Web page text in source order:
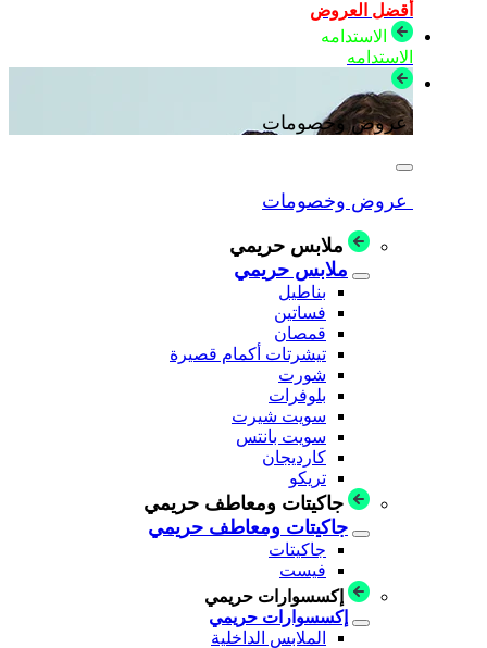
أقضل العروض
الاستدامه
الاستدامه
عروض وخصومات
عروض وخصومات
ملابس حريمي
ملابس حريمي
بناطيل
فساتين
قمصان
تيشرتات أكمام قصيرة
شورت
بلوفرات
سويت شيرت
سويت بانتس
كارديجان
تريكو
جاكيتات ومعاطف حريمي
جاكيتات ومعاطف حريمي
جاكيتات
فيست
إكسسوارات حريمي
إكسسوارات حريمي
الملابس الداخلية